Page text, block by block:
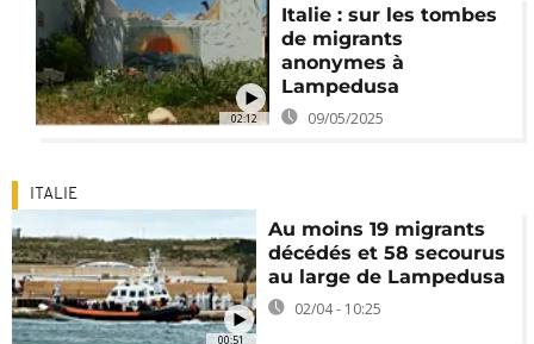
02:12
Italie : sur les tombes
de migrants
anonymes à
Lampedusa
09/05/2025
00:51
ITALIE
Au moins 19 migrants
décédés et 58 secourus
au large de Lampedusa
02/04 - 10:25